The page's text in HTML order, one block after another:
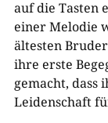
auf die Tasten
einer Melodie
ältesten
ihre erste
gemacht, dass
Leidenschaft